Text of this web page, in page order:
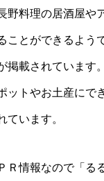
野料理の居酒屋や
ことができるよう
掲載されています
ットやお土産にで
ています。
Ｒ情報なので「る